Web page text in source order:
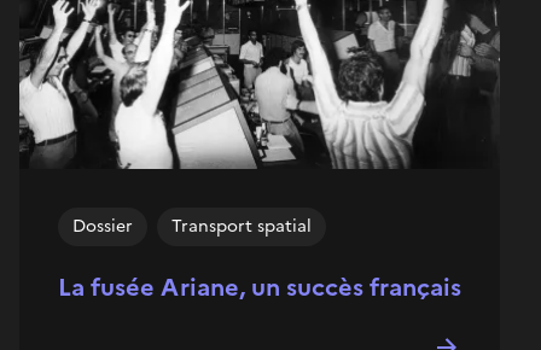
La fusée Ariane, un succès français
Dossier Transport spatial